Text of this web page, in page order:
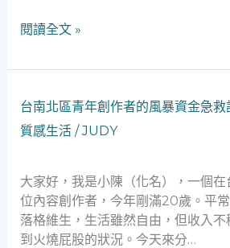
頭
救
急
故
閱讀全文 »
台南北區青年創作者的風暴資金急救
質感生活/JUDY
大家好，我是小陳（化名），一個
位內容創作者，今年剛滿20歲。平
落格維生，生活雖然自由，但收入
到火燒屁股的狀況。今天來分…
台
南
北
青
年
創
作